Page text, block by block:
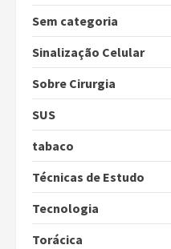
Sem categoria
Sinalização Celular
Sobre Cirurgia
SUS
tabaco
Técnicas de Estudo
Tecnologia
Torácica